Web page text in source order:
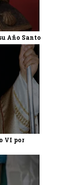
Año Santo
VI por